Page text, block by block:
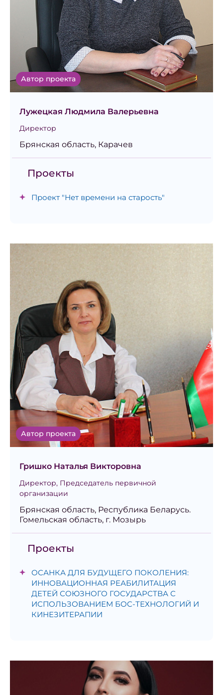
Автор проекта
Лужецкая Людмила Валерьевна
Директор
Брянская область, Карачев
Проекты
Проект "Нет времени на старость"
Автор проекта
Гришко Наталья Викторовна
Директор, Председатель первичной
организации
Брянская область, Республика Беларусь.
Гомельская область, г. Мозырь
Проекты
ОСАНКА ДЛЯ БУДУЩЕГО ПОКОЛЕНИЯ:
ИННОВАЦИОННАЯ РЕАБИЛИТАЦИЯ
ДЕТЕЙ СОЮЗНОГО ГОСУДАРСТВА С
ИСПОЛЬЗОВАНИЕМ БОС-ТЕХНОЛОГИЙ И
КИНЕЗИТЕРАПИИ